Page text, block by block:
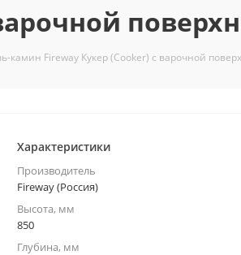
камин Fireway Кукер (Cooker) c варочной
Характеристики
Производитель
Fireway (Россия)
Высота, мм
850
Глубина, мм